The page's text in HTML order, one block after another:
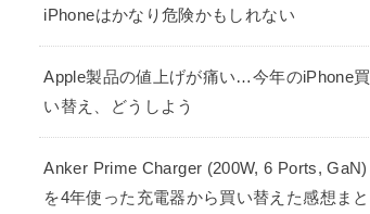
iPhoneはかなり危険かもしれない
Apple製品の値上げが痛い…今年のiPhone買
い替え、どうしよう
Anker Prime Charger (200W, 6 Ports, GaN)
を4年使った充電器から買い替えた感想まと